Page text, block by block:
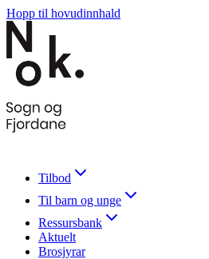
Hopp til hovudinnhald
Tilbod
Til barn og unge
Ressursbank
Aktuelt
Brosjyrar